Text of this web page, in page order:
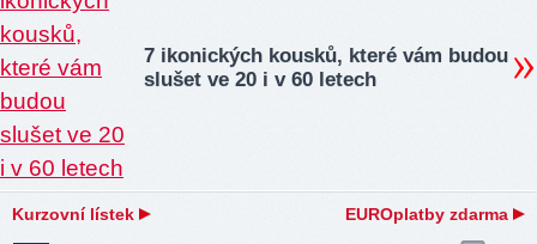
7 ikonických kousků, které vám budou
slušet ve 20 i v 60 letech
Kurzovní lístek EUROplatby zdarma